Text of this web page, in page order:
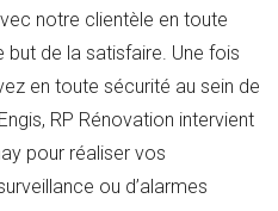
notre clientèle en toute
de la satisfaire. Une fois
en toute sécurité au sein de
RP Rénovation intervient
pour réaliser vos
ou d’alarmes